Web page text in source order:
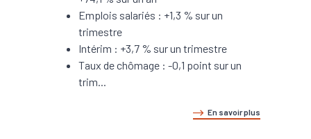
Emplois salariés : +1,3 % sur un
trimestre
Intérim : +3,7 % sur un trimestre
Taux de chômage : -0,1 point sur un
trim...
En savoir plus